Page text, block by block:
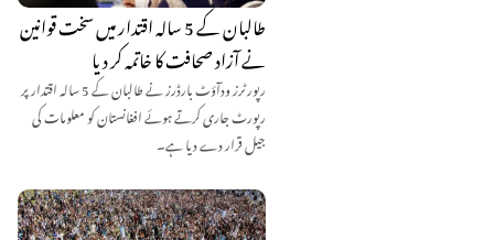
طالبان کے 5 سالہ اقتدار میں سخت قوانین
نے آزاد صحافت کا خاتمہ کر دیا
رپورٹرز ودآؤٹ بارڈرز نے طالبان کے 5 سالہ اقتدار پر
رپورٹ جاری کرتے ہوئے افغانستان کو معلومات کی
جیل قرار دے دیا ہے۔